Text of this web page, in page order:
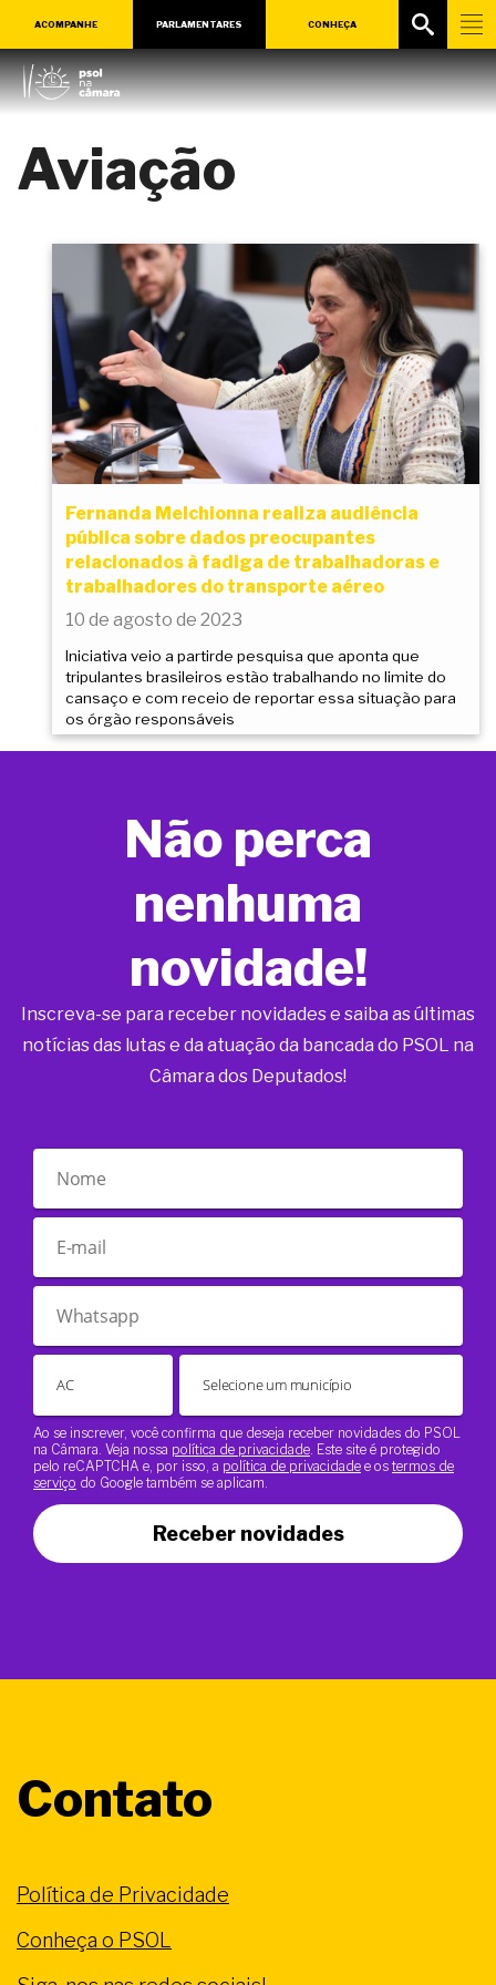
ACOMPANHE PARLAMENTARES CONHEÇA
Aviação
Fernanda Melchionna realiza audiência
pública sobre dados preocupantes
relacionados à fadiga de trabalhadoras e
trabalhadores do transporte aéreo
10 de agosto de 2023
Iniciativa veio a partirde pesquisa que aponta que
tripulantes brasileiros estão trabalhando no limite do
cansaço e com receio de reportar essa situação para
os órgão responsáveis
Não perca
nenhuma
novidade!
Inscreva-se para receber novidades e saiba as últimas
notícias das lutas e da atuação da bancada do PSOL na
Câmara dos Deputados!
Ao se inscrever, você confirma que deseja receber novidades do PSOL
na Câmara. Veja nossa política de privacidade . Este site é protegido
pelo reCAPTCHA e, por isso, a política de privacidade e os termos de
serviço do Google também se aplicam.
Receber novidades
Contato
Política de Privacidade
Conheça o PSOL